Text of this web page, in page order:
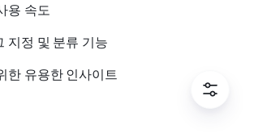
용 속도
지정 및 분류 기능
한 유용한 인사이트